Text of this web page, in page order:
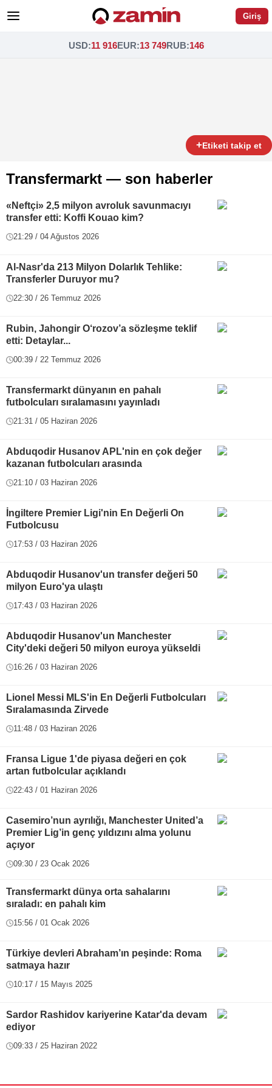
Giriş
USD:11 916EUR:13 749RUB:146
+Etiketi takip et
Transfermarkt — son haberler
«Neftçi» 2,5 milyon avroluk savunmacıyı
transfer etti: Koffi Kouao kim?
21:29 / 04 Ağustos 2026
Al-Nasr'da 213 Milyon Dolarlık Tehlike:
Transferler Duruyor mu?
22:30 / 26 Temmuz 2026
Rubin, Jahongir O‘rozov’a sözleşme teklif
etti: Detaylar...
00:39 / 22 Temmuz 2026
Transfermarkt dünyanın en pahalı
futbolcuları sıralamasını yayınladı
21:31 / 05 Haziran 2026
Abduqodir Husanov APL'nin en çok değer
kazanan futbolcuları arasında
21:10 / 03 Haziran 2026
İngiltere Premier Ligi'nin En Değerli On
Futbolcusu
17:53 / 03 Haziran 2026
Abduqodir Husanov'un transfer değeri 50
milyon Euro'ya ulaştı
17:43 / 03 Haziran 2026
Abduqodir Husanov'un Manchester
City'deki değeri 50 milyon euroya yükseldi
16:26 / 03 Haziran 2026
Lionel Messi MLS'in En Değerli Futbolcuları
Sıralamasında Zirvede
11:48 / 03 Haziran 2026
Fransa Ligue 1'de piyasa değeri en çok
artan futbolcular açıklandı
22:43 / 01 Haziran 2026
Casemiro’nun ayrılığı, Manchester United’a
Premier Lig’in genç yıldızını alma yolunu
açıyor
09:30 / 23 Ocak 2026
Transfermarkt dünya orta sahalarını
sıraladı: en pahalı kim
15:56 / 01 Ocak 2026
Türkiye devleri Abraham’ın peşinde: Roma
satmaya hazır
10:17 / 15 Mayıs 2025
Sardor Rashidov kariyerine Katar'da devam
ediyor
09:33 / 25 Haziran 2022